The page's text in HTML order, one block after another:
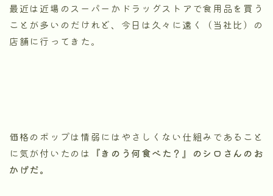
最近は近場のスーパーかドラッグストアで食用品を買う
ことが多いのだけれど、今日は久々に遠く（当社比）の
店舗に行ってきた。
価格のポップは情弱にはやさしくない仕組みであること
に気が付いたのは 『きのう何食べた？』のシロさんのお
かげだ。